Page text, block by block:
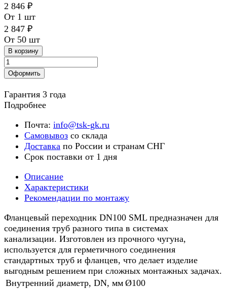
2 846 ₽
От 1 шт
2 847 ₽
От 50 шт
В корзину
Оформить
Гарантия 3 года
Подробнее
Почта: info@tsk-gk.ru
Самовывоз со склада
Доставка по России и странам СНГ
Срок поставки от 1 дня
Описание
Характеристики
Рекомендации по монтажу
Фланцевый переходник DN100 SML предназначен для
соединения труб разного типа в системах
канализации. Изготовлен из прочного чугуна,
используется для герметичного соединения
стандартных труб и фланцев, что делает изделие
выгодным решением при сложных монтажных задачах.
Внутренний диаметр, DN, мм Ø100